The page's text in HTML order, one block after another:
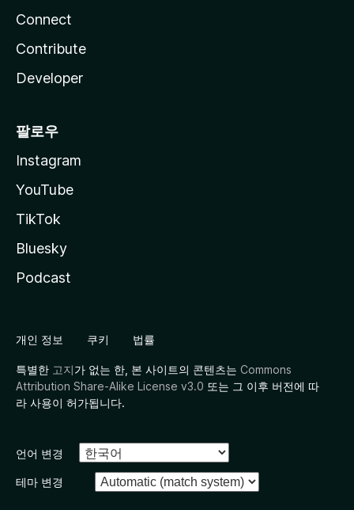
Connect
Contribute
Developer
팔로우
Instagram
YouTube
TikTok
Bluesky
Podcast
개인 정보 쿠키 법률
특별한 고지가 없는 한, 본 사이트의 콘텐츠는 Commons
Attribution Share-Alike License v3.0 또는 그 이후 버전에 따
라 사용이 허가됩니다.
언어 변경
테마 변경